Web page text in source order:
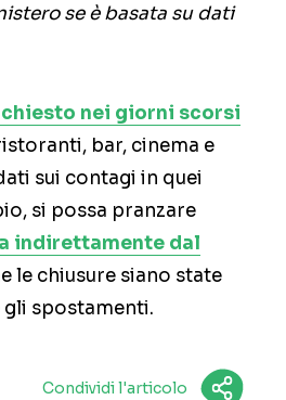
se è basata su dati
nei giorni scorsi
bar, cinema e
sui contagi in quei
si possa pranzare
indirettamente dal
le chiusure siano state
spostamenti.
Condividi l'articolo